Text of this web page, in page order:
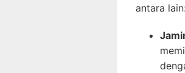
antara lain: